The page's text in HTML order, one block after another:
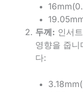
두께: 인서
영향을 줍니
다: